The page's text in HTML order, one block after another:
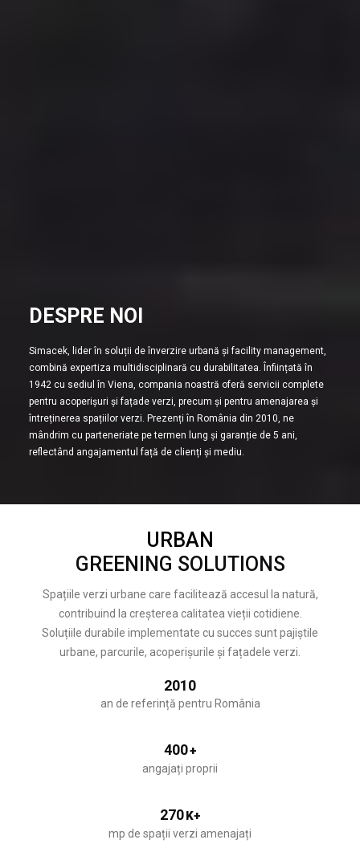
DESPRE NOI
Simacek, lider în soluții de înverzire urbană și facility management,
combină expertiza multidisciplinară cu durabilitatea. Înființată în
1942 cu sediul în Viena, compania noastră oferă servicii complete
pentru acoperișuri și fațade verzi, precum și pentru amenajarea și
întreținerea spațiilor verzi. Prezenți în România din 2010, ne
mândrim cu parteneriate pe termen lung și garanție de 5 ani,
reflectând angajamentul față de clienți și mediu.
URBAN
GREENING SOLUTIONS
Spațiile verzi urbane care facilitează accesul la natură,
contribuind la creșterea calitatea vieții cotidiene.
Soluțiile durabile implementate cu succes sunt pajiștile
urbane, parcurile, acoperișurile și fațadele verzi.
2010
an de referință pentru România
400+
angajați proprii
270K+
mp de spații verzi amenajați